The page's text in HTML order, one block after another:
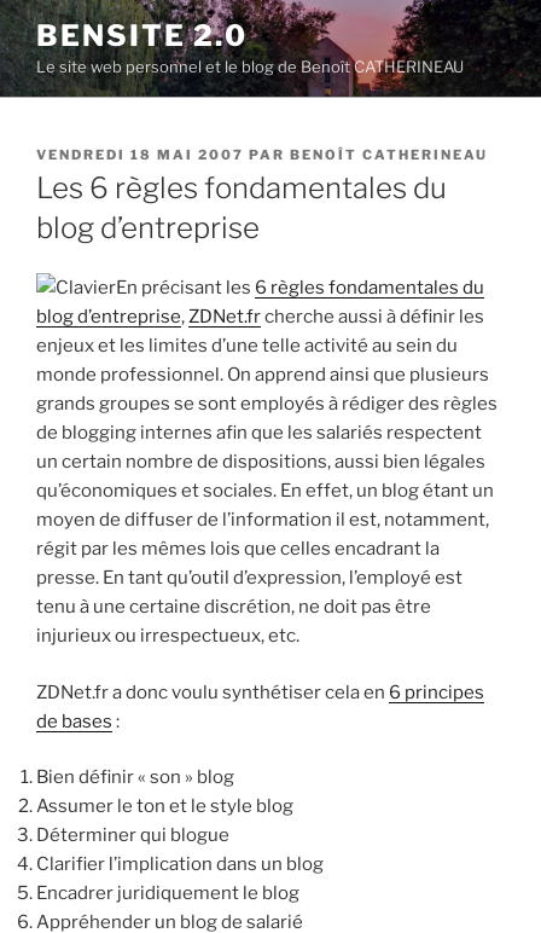
Aller
au
contenu
principal
BENSITE 2.0
Le site web personnel et le blog de Benoît CATHERINEAU
PUBLIÉ
LE
VENDREDI 18 MAI 2007 PAR BENOÎT CATHERINEAU
Les 6 règles fondamentales du
blog d’entreprise
En précisant les 6 règles fondamentales du
blog d’entreprise,ZDNet.frcherche aussi à définir les
enjeux et les limites d’une telle activité au sein du
monde professionnel. On apprend ainsi que plusieurs
grands groupes se sont employés à rédiger des règles
de blogging internes afin que les salariés respectent
un certain nombre de dispositions, aussi bien légales
qu’économiques et sociales. En effet, un blog étant un
moyen de diffuser de l’information il est, notamment,
régit par les mêmes lois que celles encadrant la
presse. En tant qu’outil d’expression, l’employé est
tenu à une certaine discrétion, ne doit pas être
injurieux ou irrespectueux, etc.
ZDNet.fr a donc voulu synthétiser cela en 6 principes
de bases :
Bien définir « son » blog
Assumer le ton et le style blog
Déterminer qui blogue
Clarifier l’implication dans un blog
Encadrer juridiquement le blog
Appréhender un blog de salarié